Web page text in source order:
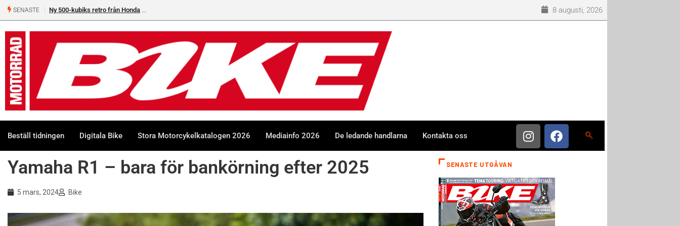
SENASTE Ny 500-kubiks retro från Honda 8 augusti, 2026
Beställ tidningen Digitala Bike Stora Motorcykelkatalogen 2026 Mediainfo 2026 De ledande handlarna Kontakta oss
Yamaha R1 – bara för bankörning efter 2025
5 mars, 2024 Bike
SENASTE UTGÅVAN